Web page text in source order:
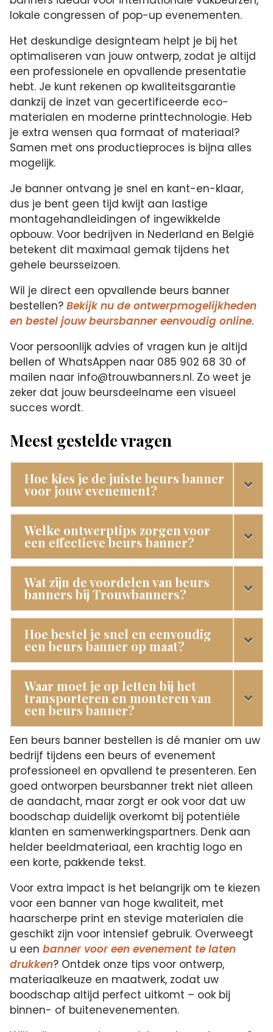
lokale congressen of pop-up evenementen.
Het deskundige designteam helpt je bij het
optimaliseren van jouw ontwerp, zodat je altijd
een professionele en opvallende presentatie
hebt. Je kunt rekenen op kwaliteitsgarantie
dankzij de inzet van gecertificeerde eco-
materialen en moderne printtechnologie. Heb
je extra wensen qua formaat of materiaal?
Samen met ons productieproces is bijna alles
mogelijk.
Je banner ontvang je snel en kant-en-klaar,
dus je bent geen tijd kwijt aan lastige
montagehandleidingen of ingewikkelde
opbouw. Voor bedrijven in Nederland en België
betekent dit maximaal gemak tijdens het
gehele beursseizoen.
Wil je direct een opvallende beurs banner
bestellen?Bekijk nu de ontwerpmogelijkheden
en bestel jouw beursbanner eenvoudig online.
Voor persoonlijk advies of vragen kun je altijd
bellen of WhatsAppen naar 085 902 68 30 of
mailen naar info@trouwbanners.nl. Zo weet je
zeker dat jouw beursdeelname een visueel
succes wordt.
Meest gestelde vragen
Hoe kies je de juiste beurs banner
voor jouw evenement?
Welke ontwerptips zorgen voor
een effectieve beurs banner?
Wat zijn de voordelen van beurs
banners bij Trouwbanners?
Hoe bestel je snel en eenvoudig
een beurs banner op maat?
Waar moet je op letten bij het
transporteren en monteren van
een beurs banner?
Een beurs banner bestellen is dé manier om uw
bedrijf tijdens een beurs of evenement
professioneel en opvallend te presenteren. Een
goed ontworpen beursbanner trekt niet alleen
de aandacht, maar zorgt er ook voor dat uw
boodschap duidelijk overkomt bij potentiële
klanten en samenwerkingspartners. Denk aan
helder beeldmateriaal, een krachtig logo en
een korte, pakkende tekst.
Voor extra impact is het belangrijk om te kiezen
voor een banner van hoge kwaliteit, met
haarscherpe print en stevige materialen die
geschikt zijn voor intensief gebruik. Overweegt
u eenbanner voor een evenement te laten
drukken? Ontdek onze tips voor ontwerp,
materiaalkeuze en maatwerk, zodat uw
boodschap altijd perfect uitkomt – ook bij
binnen- of buitenevenementen.